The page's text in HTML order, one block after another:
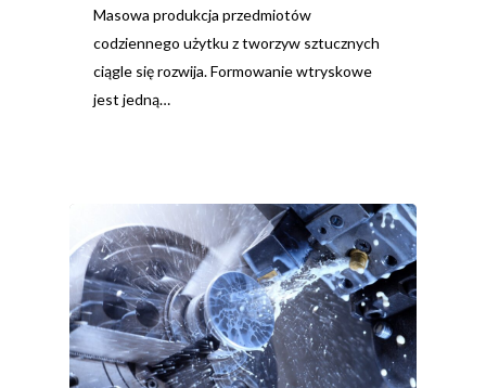
Masowa produkcja przedmiotów
codziennego użytku z tworzyw sztucznych
ciągle się rozwija. Formowanie wtryskowe
jest jedną…